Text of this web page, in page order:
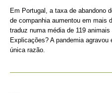
Em Portugal, a taxa de abandono
de companhia aumentou em mais
traduz numa média de 119
Explicações? A pandemia
única razão.